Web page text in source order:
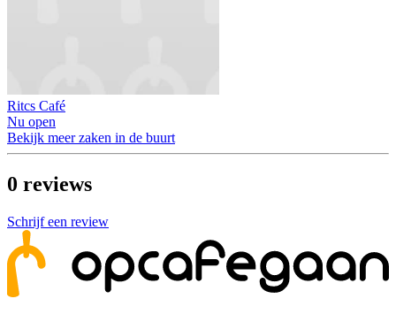
Ritcs Café
Nu open
Bekijk meer zaken in de buurt
0 reviews
Schrijf een review